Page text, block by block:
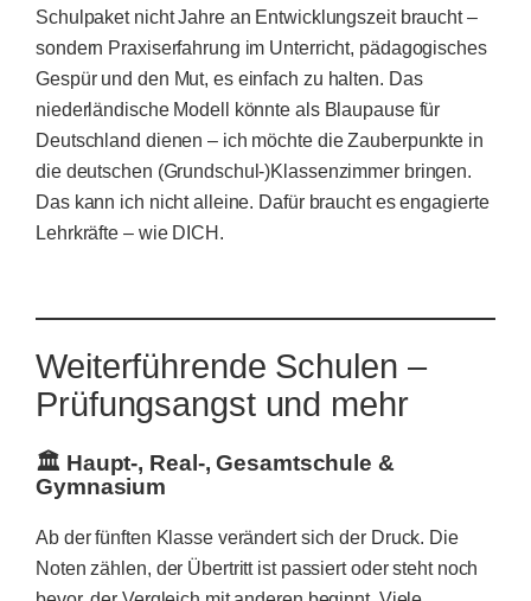
Schulpaket nicht Jahre an Entwicklungszeit braucht –
sondern Praxiserfahrung im Unterricht, pädagogisches
Gespür und den Mut, es einfach zu halten. Das
niederländische Modell könnte als Blaupause für
Deutschland dienen – ich möchte die Zauberpunkte in
die deutschen (Grundschul-)Klassenzimmer bringen.
Das kann ich nicht alleine. Dafür braucht es engagierte
Lehrkräfte – wie DICH.
Weiterführende Schulen –
Prüfungsangst und mehr
🏛️ Haupt-, Real-, Gesamtschule &
Gymnasium
Ab der fünften Klasse verändert sich der Druck. Die
Noten zählen, der Übertritt ist passiert oder steht noch